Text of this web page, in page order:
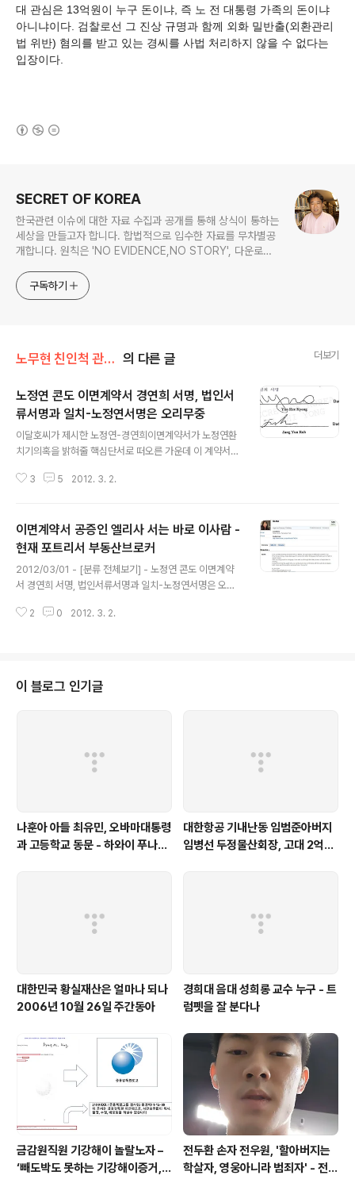
대 관심은 13억원이 누구 돈이냐, 즉 노 전 대통령 가족의 돈이냐
아니냐이다. 검찰로선 그 진상 규명과 함께 외화 밀반출(외환관리
법 위반) 혐의를 받고 있는 경씨를 사법 처리하지 않을 수 없다는
입장이다.
SECRET OF KOREA
한국관련 이슈에 대한 자료 수집과 공개를 통해 상식이 통하는
세상을 만들고자 합니다. 합법적으로 입수한 자료를 무차별공
개합니다. 원칙은 'NO EVIDENCE,NO STORY', 다운로드
jesim56@gmail.com, 안보일때는 구글리더나 RSS로!!
구독하기
노무현 친인척 관련서류 의 다른 글 더보기
노정연 콘도 이면계약서 경연희 서명, 법인서
류서명과 일치-노정연서명은 오리무중
이달호씨가 제시한 노정연-경연희이면계약서가 노정연환
치기의혹을 밝혀줄 핵심단서로 떠오른 가운데 이 계약서
에 제출한 서류의 서명과 거의 일치하는 것으로 드러났습
전체보기] - 곽상언, 사실이라한들, 제 아내는 아비를 잃은
불쌍한 여인입니다 - 페이스북 전문 2012/03/01 - [분류
전체보기] - 이면계약서 공증인 엘리사 서는 바로 이사람 -
현재 포트리서 부동산브로커 2010/10/12 - [노무현 친인
척 관련서류] - '노무현비자금 백만달러 환치기 직접 개
입'폭로 : 삼성 전 임원 딸 관여-검찰수사와 일부 일치 뉴저
3 5 2012. 3. 2.
이면계약서 공증인 엘리사 서는 바로 이사람 -
현재 포트리서 부동산브로커
2012/03/01 - [분류 전체보기] - 노정연 콘도 이면계약
서 경연희 서명, 법인서류서명과 일치-노정연서명은 오리
한들, 제 아내는 아비를 잃은 불쌍한 여인입니다 - 페이스
원으로 일했던 사람입니다 엘리사 서는 경연희가 2008년
사실상 이벤처투자사를 접게 되자 그녀와 갈라서서 부동산
W부동산에서 일하고 있습니다...
2 0 2012. 3. 2.
이 블로그 인기글
나훈아 아들 최유민, 오바마대통령
과 고등학교 동문 - 하와이 푸나호
대한항공 기내난동 임범준아버지
임병선 두정물산회장, 고대 2억기
대한민국 황실재산은 얼마나 되나
2006년 10월 26일 주간동아
경희대 음대 성희롱 교수 누구 - 트
럼펫을 잘 분다나
금감원직원 기강해이 놀랄노자 –
‘빼도박도 못하는 기강해이증거,
전두환 손자 전우원, '할아버지는
학살자, 영웅아니라 범죄자' - 전재